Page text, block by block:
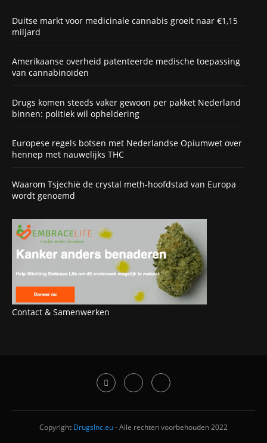
Duitse markt voor medicinale cannabis groeit naar €1,15
miljard
Amerikaanse overheid patenteerde medische toepassing
van cannabinoïden
Drugs komen steeds vaker gewoon per pakket Nederland
binnen: politiek wil opheldering
Europese regels botsen met Nederlandse Opiumwet over
hennep met nauwelijks THC
Waarom Tsjechië de crystal meth-hoofdstad van Europa
wordt genoemd
Contact & Samenwerken
Copyright DrugsInc.eu- Alle rechten voorbehouden 2022